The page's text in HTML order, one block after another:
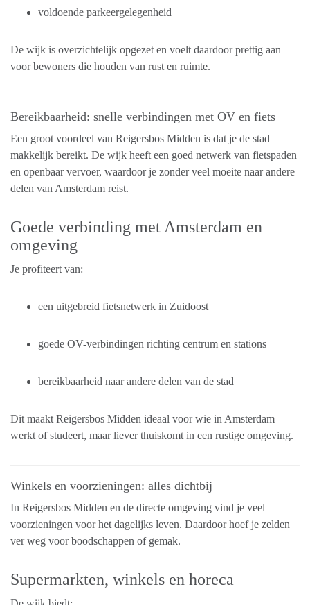
voldoende parkeergelegenheid
De wijk is overzichtelijk opgezet en voelt daardoor prettig aan
voor bewoners die houden van rust en ruimte.
Bereikbaarheid: snelle verbindingen met OV en fiets
Een groot voordeel van Reigersbos Midden is dat je de stad
makkelijk bereikt. De wijk heeft een goed netwerk van fietspaden
en openbaar vervoer, waardoor je zonder veel moeite naar andere
delen van Amsterdam reist.
Goede verbinding met Amsterdam en
omgeving
Je profiteert van:
een uitgebreid fietsnetwerk in Zuidoost
goede OV-verbindingen richting centrum en stations
bereikbaarheid naar andere delen van de stad
Dit maakt Reigersbos Midden ideaal voor wie in Amsterdam
werkt of studeert, maar liever thuiskomt in een rustige omgeving.
Winkels en voorzieningen: alles dichtbij
In Reigersbos Midden en de directe omgeving vind je veel
voorzieningen voor het dagelijks leven. Daardoor hoef je zelden
ver weg voor boodschappen of gemak.
Supermarkten, winkels en horeca